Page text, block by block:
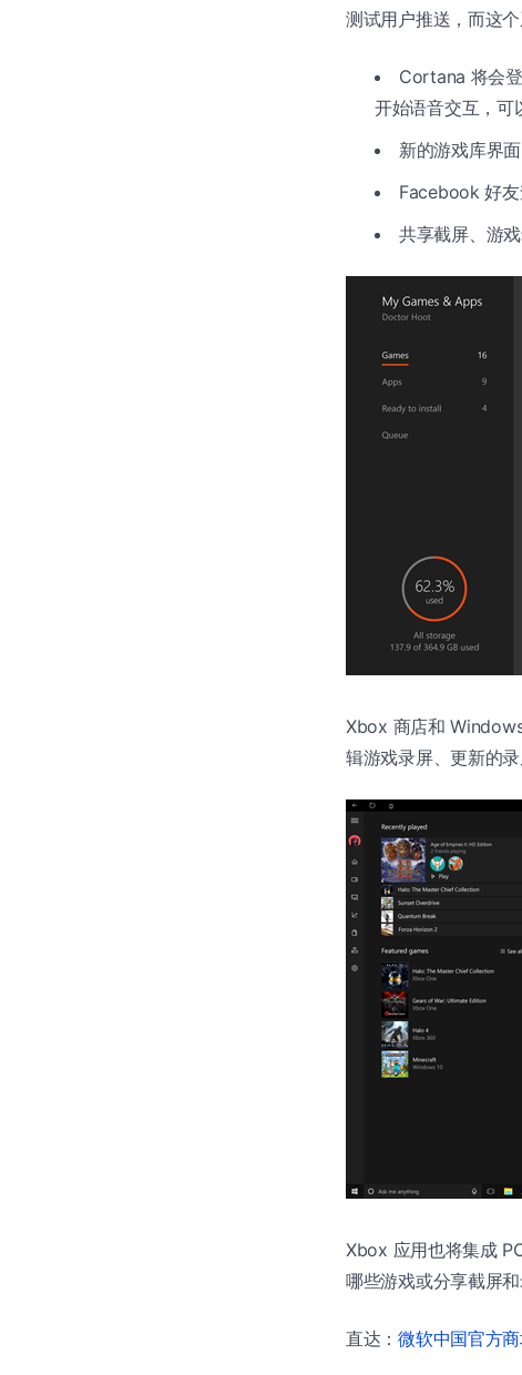
测试用户推送，而这
Cortana 将会
开始语音交互，可
新的游戏库界面
Facebook 好友
共享截屏、游
Xbox 商店和
辑游戏录屏、更新的
Xbox 应用也将集成
哪些游戏或分享截屏
直达：微软中国官方